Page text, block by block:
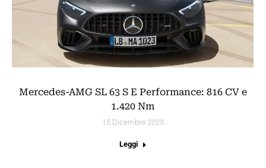
Mercedes-AMG SL 63 S E Performance: 816 CV e
1.420 Nm
15 Dicembre 2023
Leggi